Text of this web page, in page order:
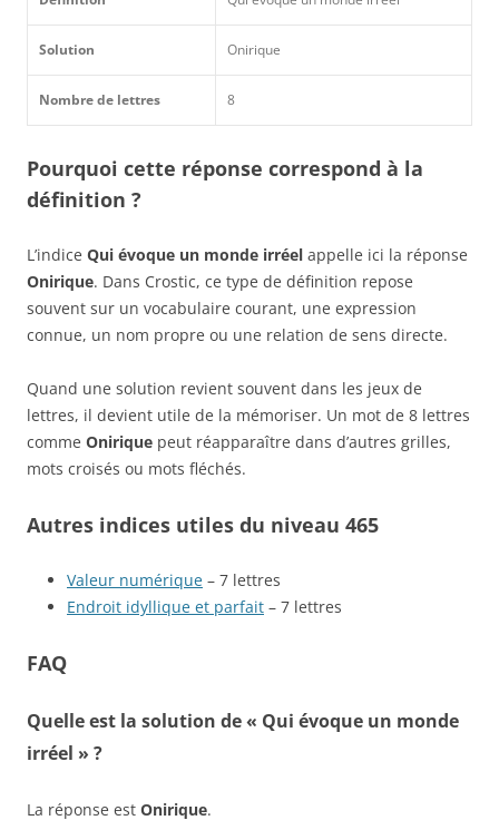
Solution Onirique
Nombre de lettres 8
Pourquoi cette réponse correspond à la
définition ?
L’indice Qui évoque un monde irréel appelle ici la réponse
Onirique. Dans Crostic, ce type de définition repose
souvent sur un vocabulaire courant, une expression
connue, un nom propre ou une relation de sens directe.
Quand une solution revient souvent dans les jeux de
lettres, il devient utile de la mémoriser. Un mot de 8 lettres
comme Onirique peut réapparaître dans d’autres grilles,
mots croisés ou mots fléchés.
Autres indices utiles du niveau 465
Valeur numérique – 7 lettres
Endroit idyllique et parfait – 7 lettres
FAQ
Quelle est la solution de « Qui évoque un monde
irréel » ?
La réponse est Onirique.